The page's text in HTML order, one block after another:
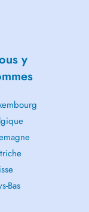
y
Bas